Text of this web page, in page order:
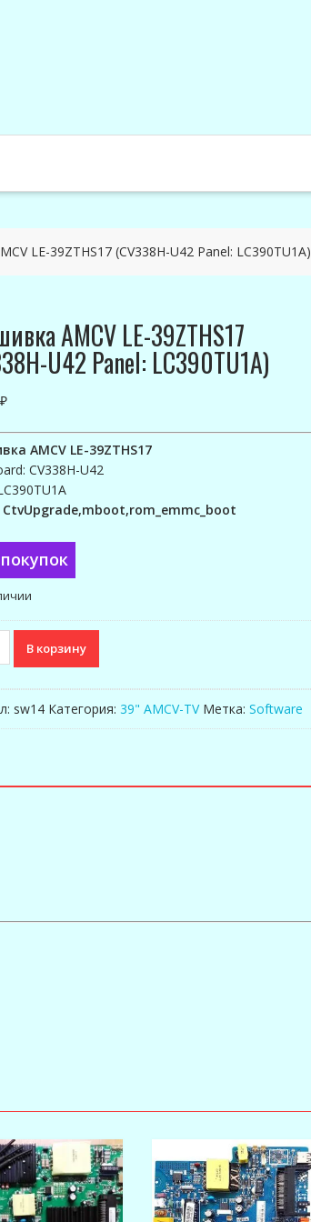
LE-39ZTHS17 (CV338H-U42 Panel: LC390TU1A)
AMCV LE-39ZTHS17
U42 Panel: LC390TU1A)
₽
AMCV LE-39ZTHS17
CV338H-U42
В корзину
sw14 Категория: 39" AMCV-TV Метка: Software